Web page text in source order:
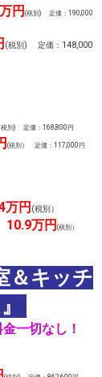
円 (税別) 定価：190,000
(税別) 定価：148,000
税別) 定価：168,800円
(税別） 定価：117,000円
万円 (税別）
10.9万円 (税別）
＆キッチ
』
一切なし！